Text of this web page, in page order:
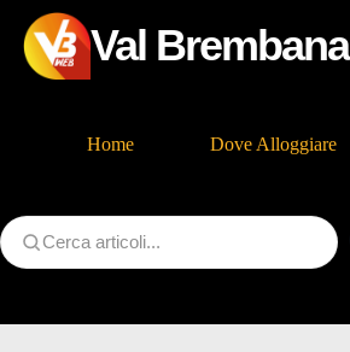
Val Brembana
Home Dove Alloggiare